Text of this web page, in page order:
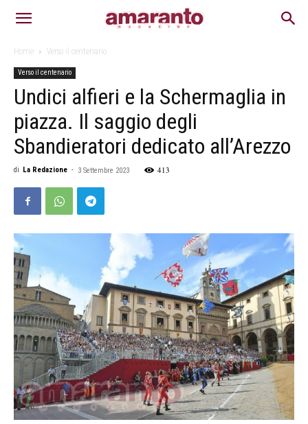
Home Verso il centenario
Verso il centenario
Undici alfieri e la Schermaglia in
piazza. Il saggio degli
Sbandieratori dedicato all’Arezzo
di La Redazione - 3 Settembre 2023 413